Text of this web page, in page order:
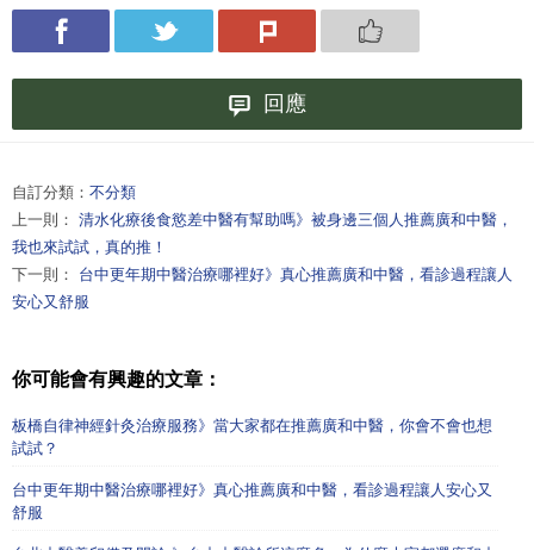
回應
自訂分類： 不分類
上一則： 清水化療後食慾差中醫有幫助嗎》被身邊三個人推薦廣和中醫，
我也來試試，真的推！
下一則： 台中更年期中醫治療哪裡好》真心推薦廣和中醫，看診過程讓人
安心又舒服
你可能會有興趣的文章：
板橋自律神經針灸治療服務》當大家都在推薦廣和中醫，你會不會也想
試試？
台中更年期中醫治療哪裡好》真心推薦廣和中醫，看診過程讓人安心又
舒服